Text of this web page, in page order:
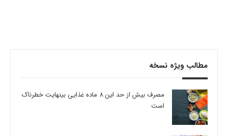
مطالب ویژه نسخه
مصرف بیش از حد این 8 ماده غذایی بینهایت خطرناک
است